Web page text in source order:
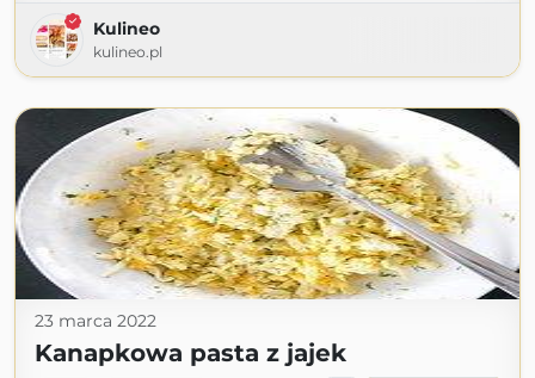
Kulineo
kulineo.pl
23 marca 2022
Kanapkowa pasta z jajek